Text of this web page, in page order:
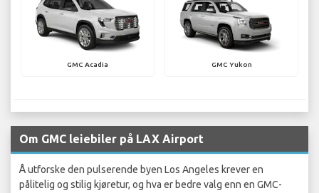
GMC Acadia GMC Yukon
Om GMC leiebiler på LAX Airport
Å utforske den pulserende byen Los Angeles krever en
pålitelig og stilig kjøretur, og hva er bedre valg enn en GMC-